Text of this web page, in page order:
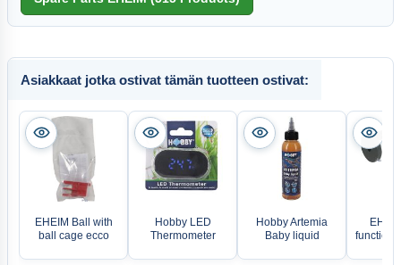
Asiakkaat jotka ostivat tämän tuotteen ostivat:
EHEIM Ball with
ball cage ecco
Hobby LED
Thermometer
Hobby Artemia
Baby liquid
function